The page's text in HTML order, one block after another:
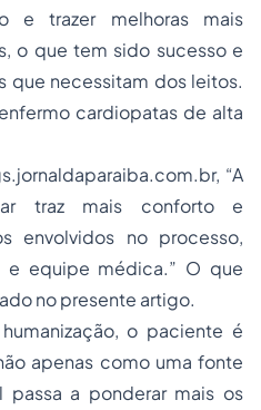
e trazer melhoras mais
o que tem sido sucesso e
necessitam dos leitos.
cardiopatas de alta
“A
traz mais conforto e
envolvidos no processo,
e equipe médica.” O que
no presente artigo.
o paciente é
apenas como uma fonte
a ponderar mais os